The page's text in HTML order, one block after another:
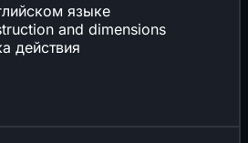
языке
and dimensions
действия